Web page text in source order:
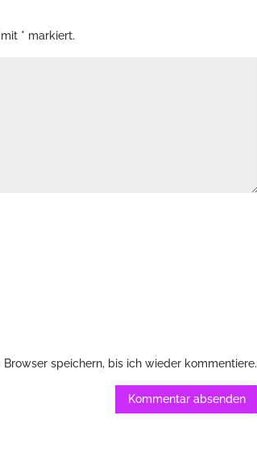
* markiert.
speichern, bis ich wieder kommentiere.